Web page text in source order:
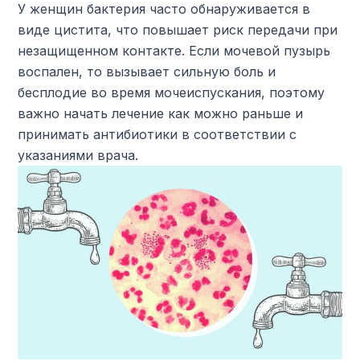
У женщин бактерия часто обнаруживается в
виде цистита, что повышает риск передачи при
незащищенном контакте. Если мочевой пузырь
воспален, то вызывает сильную боль и
бесплодие во время мочеиспускания, поэтому
важно начать лечение как можно раньше и
принимать антибиотики в соответствии с
указаниями врача.